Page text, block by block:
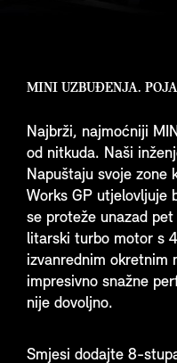
MINI UZBUĐENJA.
Najbrži, najmoćniji
od nitkuda. Naši
Napuštaju svoje zone
Works GP utjelovljuje
se proteže unazad
litarski turbo motor s
izvanrednim okretnim
impresivno snažne
nije dovoljno.
Smjesi dodajte 8-